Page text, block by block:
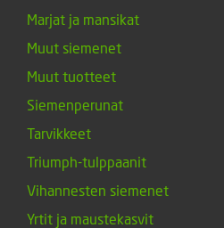
Marjat ja mansikat
Muut siemenet
Muut tuotteet
Siemenperunat
Tarvikkeet
Triumph-tulppaanit
Vihannesten siemenet
Yrtit ja maustekasvit